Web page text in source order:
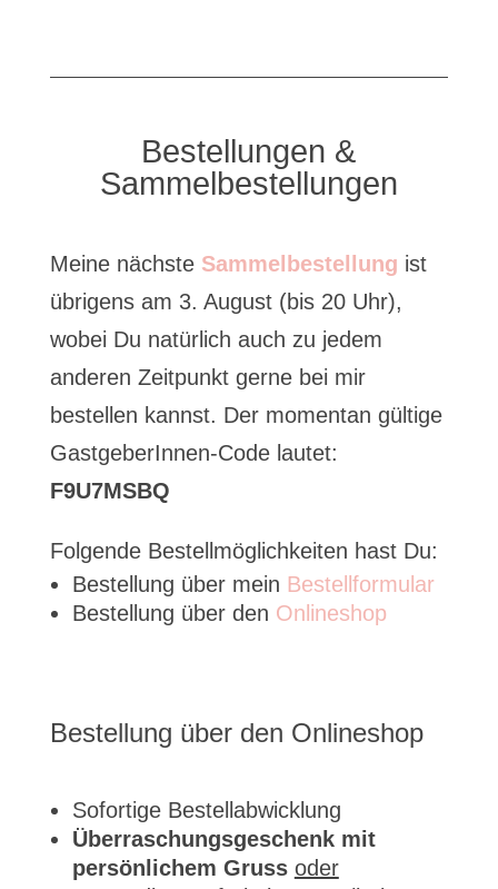
Bestellungen &
Sammelbestellungen
Meine nächste Sammelbestellung ist
übrigens am 3. August (bis 20 Uhr),
wobei Du natürlich auch zu jedem
anderen Zeitpunkt gerne bei mir
bestellen kannst. Der momentan gültige
GastgeberInnen-Code lautet:
F9U7MSBQ
Folgende Bestellmöglichkeiten hast Du:
Bestellung über mein Bestellformular
Bestellung über den Onlineshop
Bestellung über den Onlineshop
Sofortige Bestellabwicklung
Überraschungsgeschenk mit
persönlichem Gruss oder